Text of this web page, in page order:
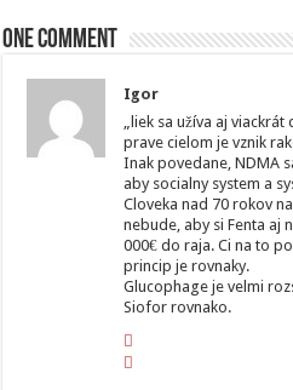
One comment
Igor
„liek sa užíva aj viackrát
prave cielom je vznik
Inak povedane, NDMA
aby socialny system a
Cloveka nad 70 rokov
nebude, aby si Fenta aj
000€ do raja. Ci na to
princip je rovnaky.
Glucophage je velmi
Siofor rovnako.